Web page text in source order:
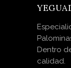
Dentro
calidad.